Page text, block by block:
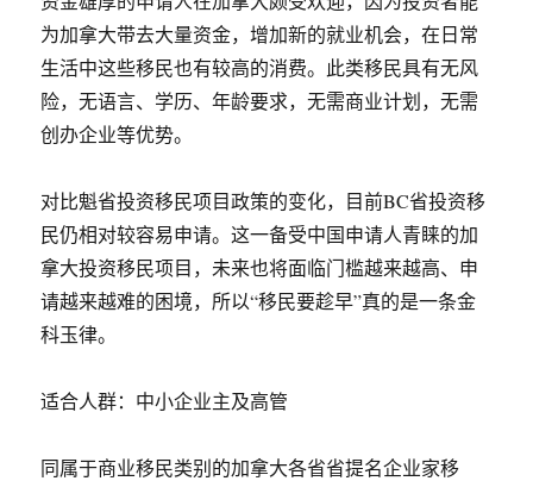
为加拿大带去大量资金，增加新的就业机会，在日常
生活中这些移民也有较高的消费。此类移民具有无风
险，无语言、学历、年龄要求，无需商业计划，无需
创办企业等优势。
对比魁省投资移民项目政策的变化，目前BC省投资移
民仍相对较容易申请。这一备受中国申请人青睐的加
拿大投资移民项目，未来也将面临门槛越来越高、申
请越来越难的困境，所以“移民要趁早”真的是一条金
科玉律。
适合人群：中小企业主及高管
同属于商业移民类别的加拿大各省省提名企业家移